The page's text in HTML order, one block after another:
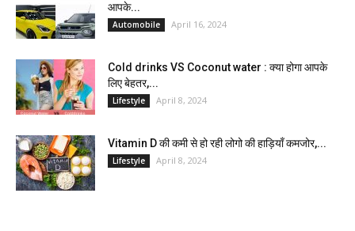
आपके...
Automobile April 16, 2024
Cold drinks VS Coconut water : क्या होगा आपके
लिए बेहतर,...
Lifestyle April 8, 2024
Vitamin D की कमी से हो रही लोगो की हाड़ियाँ कमजोर,...
Lifestyle April 8, 2024